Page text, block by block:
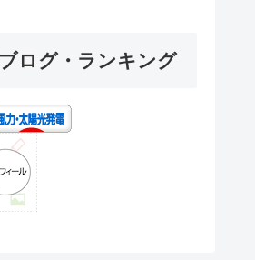
ログ・ランキング